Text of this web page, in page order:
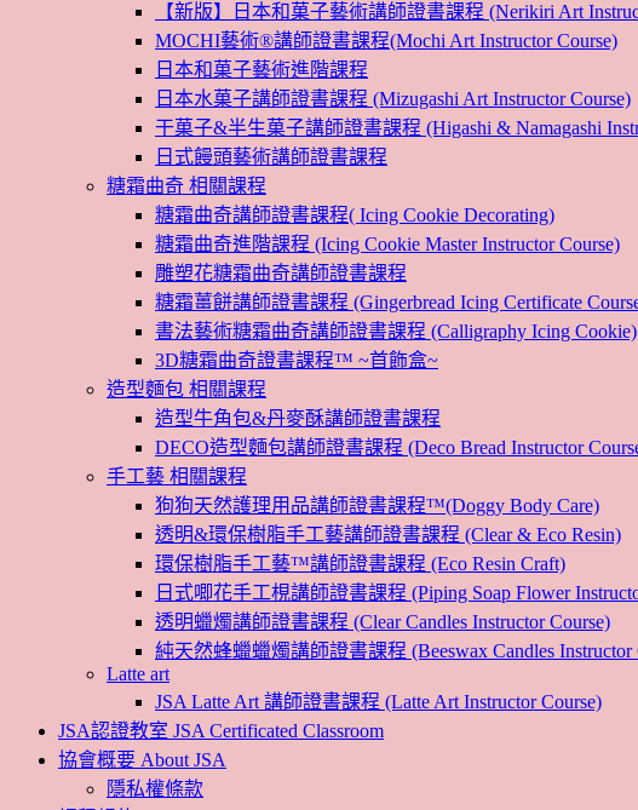
【新版】日本和菓子藝術講師證書課程 (Nerikiri Art
MOCHI藝術®講師證書課程(Mochi Art Instructor Course)
日本和菓子藝術進階課程
日本水菓子講師證書課程 (Mizugashi Art Instructor Course)
干菓子&半生菓子講師證書課程 (Higashi & Namagashi
日式饅頭藝術講師證書課程
糖霜曲奇 相關課程
糖霜曲奇講師證書課程( Icing Cookie Decorating)
糖霜曲奇進階課程 (Icing Cookie Master Instructor Course)
雕塑花糖霜曲奇講師證書課程
糖霜薑餅講師證書課程 (Gingerbread Icing Certificate
書法藝術糖霜曲奇講師證書課程 (Calligraphy Icing Cookie)
3D糖霜曲奇證書課程™ ~首飾盒~
造型麵包 相關課程
造型牛角包&丹麥酥講師證書課程
DECO造型麵包講師證書課程 (Deco Bread Instructor
手工藝 相關課程
狗狗天然護理用品講師證書課程™(Doggy Body Care)
透明&環保樹脂手工藝講師證書課程 (Clear & Eco Resin)
環保樹脂手工藝™講師證書課程 (Eco Resin Craft)
日式唧花手工梘講師證書課程 (Piping Soap Flower
透明蠟燭講師證書課程 (Clear Candles Instructor Course)
純天然蜂蠟蠟燭講師證書課程 (Beeswax Candles Instructor
Latte art
JSA Latte Art 講師證書課程 (Latte Art Instructor Course)
JSA認證教室 JSA Certificated Classroom
協會概要 About JSA
隱私權條款